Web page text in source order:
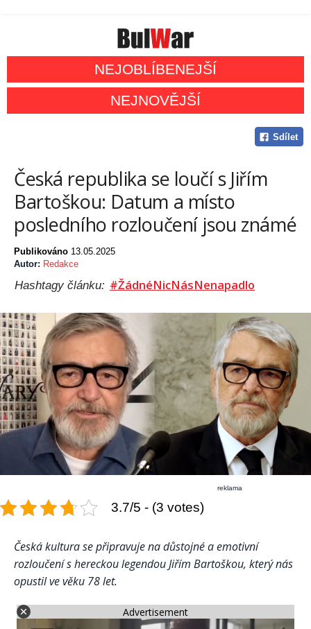
NEJOBLÍBENEJŠÍ
NEJNOVĚJŠÍ
Sdílet
Česká republika se loučí s Jiřím
Bartoškou: Datum a místo
posledního rozloučení jsou známé
Publikováno 13.05.2025
Autor: Redakce
Hashtagy článku: #ŽádnéNicNásNenapadlo
reklama
3.7/5 - (3 votes)
Česká kultura se připravuje na důstojné a emotivní
rozloučení s hereckou legendou Jiřím Bartoškou, který nás
opustil ve věku 78 let.
Advertisement